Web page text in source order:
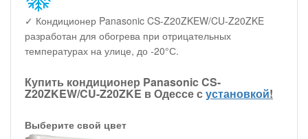
✓ Кондиционер Panasonic CS-Z20ZKEW/CU-Z20ZKE
разработан для обогрева при отрицательных
температурах на улице, до -20°С.
Купить кондиционер Panasonic CS-
Z20ZKEW/CU-Z20ZKE в Одессе сустановкой!
Выберите свой цвет